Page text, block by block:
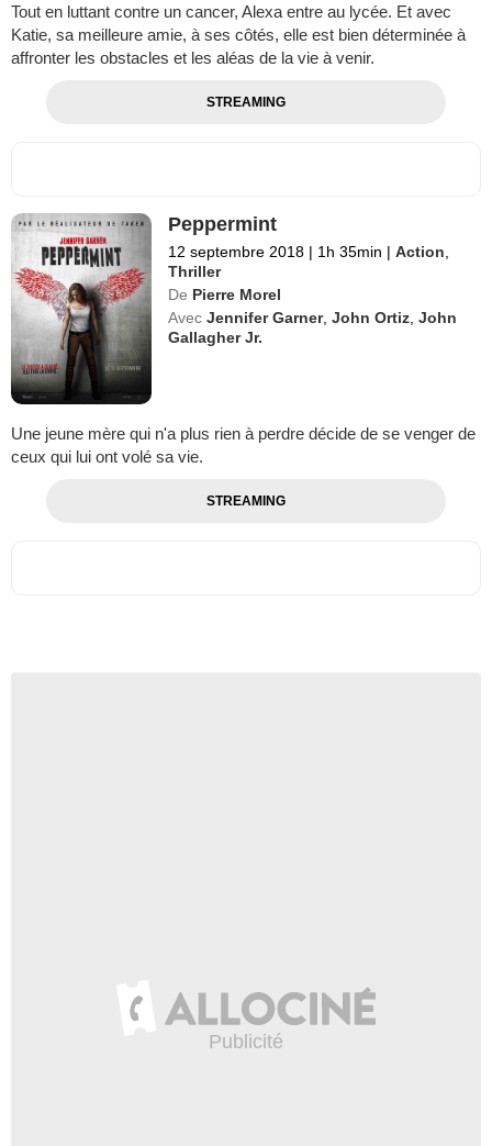
Tout en luttant contre un cancer, Alexa entre au lycée. Et avec
Katie, sa meilleure amie, à ses côtés, elle est bien déterminée à
affronter les obstacles et les aléas de la vie à venir.
STREAMING
Peppermint
12 septembre 2018 | 1h 35min | Action
Thriller
De Pierre Morel
Avec Jennifer Garner,John Ortiz ,John
Gallagher Jr.
Une jeune mère qui n'a plus rien à perdre décide de se venger de
ceux qui lui ont volé sa vie.
STREAMING